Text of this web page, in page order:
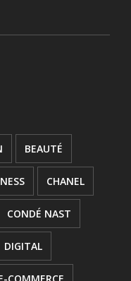
BEAUTÉ
CHANEL
CONDÉ NAST
DIGITAL